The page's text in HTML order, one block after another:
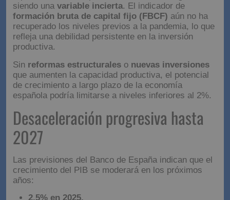
siendo una variable incierta. El indicador de
formación bruta de capital fijo (FBCF) aún no ha
recuperado los niveles previos a la pandemia, lo que
refleja una debilidad persistente en la inversión
productiva.
Sin reformas estructurales o nuevas inversiones
que aumenten la capacidad productiva, el potencial
de crecimiento a largo plazo de la economía
española podría limitarse a niveles inferiores al 2%.
Desaceleración progresiva hasta
2027
Las previsiones del Banco de España indican que el
crecimiento del PIB se moderará en los próximos
años:
2,5% en 2025.